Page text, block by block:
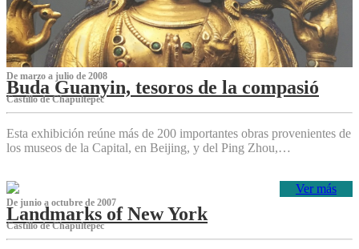
De marzo a julio de 2008
Buda Guanyin, tesoros de la compasió
Castillo de Chapultepec
Esta exhibición reúne más de 200 importantes obras provenientes de
los museos de la Capital, en Beijing, y del Ping Zhou,…
Ver más
De junio a octubre de 2007
Landmarks of New York
Castillo de Chapultepec